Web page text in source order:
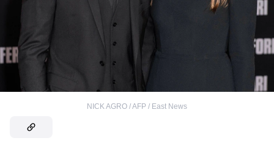
NICK AGRO / AFP / East News